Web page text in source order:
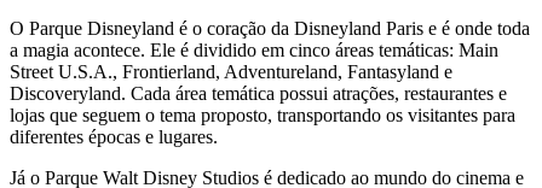
O Parque Disneyland é o coração da Disneyland Paris e é onde toda
a magia acontece. Ele é dividido em cinco áreas temáticas: Main
Street U.S.A., Frontierland, Adventureland, Fantasyland e
Discoveryland. Cada área temática possui atrações, restaurantes e
lojas que seguem o tema proposto, transportando os visitantes para
diferentes épocas e lugares.
Já o Parque Walt Disney Studios é dedicado ao mundo do cinema e